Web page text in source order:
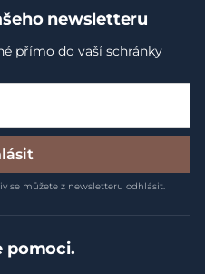
newsletteru
přímo do vaší schránky
se můžete z newsletteru odhlásit.
pomoci.